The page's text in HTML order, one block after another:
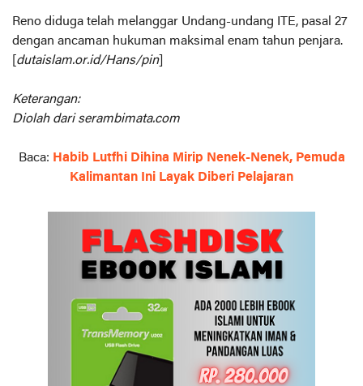
Reno diduga telah melanggar Undang-undang ITE, pasal 27
dengan ancaman hukuman maksimal enam tahun penjara.
dutaislam.or.id/Hans/pin]
Keterangan:
Diolah dari serambimata.com
Baca: Habib Lutfhi Dihina Mirip Nenek-Nenek, Pemuda
Kalimantan Ini Layak Diberi Pelajaran